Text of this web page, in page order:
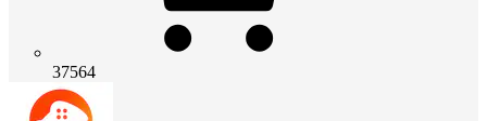
37564